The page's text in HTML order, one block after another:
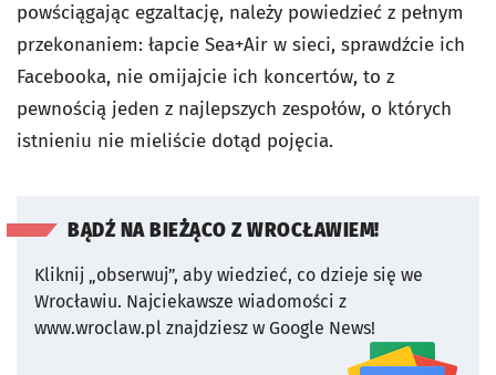
powściągając egzaltację, należy powiedzieć z pełnym
przekonaniem: łapcie Sea+Air w sieci, sprawdźcie ich
Facebooka, nie omijajcie ich koncertów, to z
pewnością jeden z najlepszych zespołów, o których
istnieniu nie mieliście dotąd pojęcia.
BĄDŹ NA BIEŻĄCO Z WROCŁAWIEM!
Kliknij „obserwuj”, aby wiedzieć, co dzieje się we
Wrocławiu. Najciekawsze wiadomości z
www.wroclaw.pl znajdziesz w Google News!